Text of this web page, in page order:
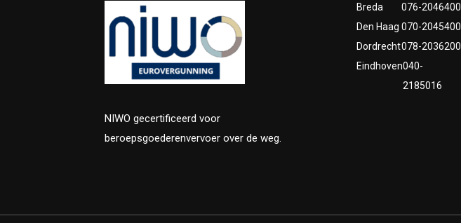
NIWO gecertificeerd voor
beroepsgoederenvervoer over de weg.
Breda
076-2046400
Den Haag 070-2045400
Dordrecht078-2036200
Eindhoven040-
2185016